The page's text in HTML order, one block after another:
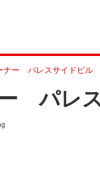
ナー パレスサイドビル
パレ